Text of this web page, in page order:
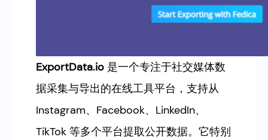
ExportData.io 是一个专注于社交媒体数
据采集与导出的在线工具平台，支持从
Instagram、Facebook、LinkedIn、
TikTok 等多个平台提取公开数据。它特别